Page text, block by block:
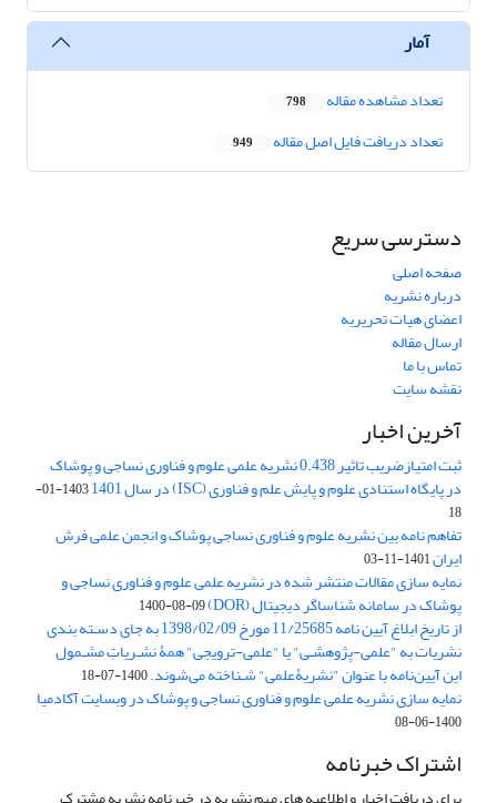
آمار
تعداد مشاهده مقاله 798
تعداد دریافت فایل اصل مقاله 949
دسترسی سریع
صفحه اصلی
درباره نشریه
اعضای هیات تحریریه
ارسال مقاله
تماس با ما
نقشه سایت
آخرین اخبار
ثبت امتیازضریب تاثیر 0.438 نشریه علمی علوم و فناوری نساجی و پوشاک
در پایگاه استنادی علوم و پایش علم و فناوری (ISC) در سال 1401
1403-01-
18
تفاهم نامه بین نشریه علوم و فناوری نساجی پوشاک و انجمن علمی فرش
ایران1401-11-03
نمایه سازی مقالات منتشر شده در نشریه علمی علوم و فناوری نساجی و
پوشاک در سامانه شناساگر دیجیتال (DOR) 1400-08-09
از تاریخ ابلاغ آیین نامه 11/25685 مورخ 1398/02/09 به جای دسـته بندی
نشریات به "علمی-پژوهشـی" یا "علمی-ترویجی" همۀ نشـریاتِ مشـمول
این آیین‌نامه با عنوان "نشریۀعلمی" شـناخته می‌شوند.1400-07-18
نمایه سازی نشریه علمی علوم و فناوری نساجی و پوشاک در وبسایت آکادمیا
1400-06-08
اشتراک خبرنامه